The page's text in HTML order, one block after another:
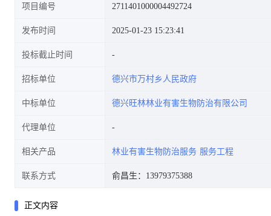
项目编号 2711401000004492724
发布时间 2025-01-23 15:23:41
投标截止时间
招标单位 德兴市万村乡人民政府
中标单位 德兴旺林林业有害生物防治有限公司
代理单位
相关产品 林业有害生物防治服务 服务工程
联系方式 俞昌生：13979375388
正文内容